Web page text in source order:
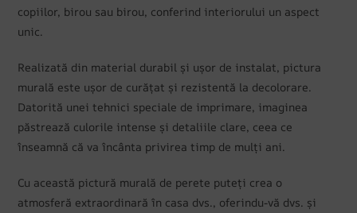
copiilor, birou sau birou, conferind interiorului un aspect
unic.
Realizată din material durabil și ușor de instalat, pictura
murală este ușor de curățat și rezistentă la decolorare.
Datorită unei tehnici speciale de imprimare, imaginea
păstrează culorile intense și detaliile clare, ceea ce
înseamnă că va încânta privirea timp de mulți ani.
Cu această pictură murală de perete puteți crea o
atmosferă extraordinară în casa dvs., oferindu-vă dvs. și